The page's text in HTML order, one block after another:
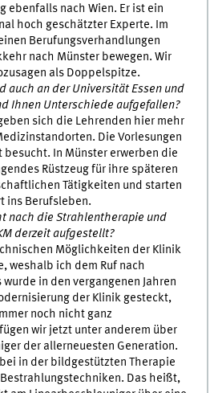
ebenfalls nach Wien. Er ist ein
hoch geschätzter Experte. Im
Berufungsverhandlungen
nach Münster bewegen. Wir
als Doppelspitze.
auch an der Universität Essen und
Ihnen Unterschiede aufgefallen?
sich die Lehrenden hier mehr
Die Vorlesungen
besucht. In Münster erwerben die
Rüstzeug für ihre späteren
Tätigkeiten und starten
ins Berufsleben.
nach die Strahlentherapie und
derzeit aufgestellt?
Möglichkeiten der Klinik
weshalb ich dem Ruf nach
in den vergangenen Jahren
der Klinik gesteckt,
noch nicht ganz
wir jetzt unter anderem über
der allerneuesten Generation.
in der bildgestützten Therapie
Das heißt,